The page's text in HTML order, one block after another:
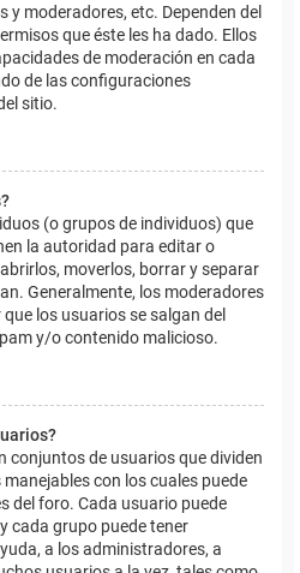
y moderadores, etc. Dependen del
que éste les ha dado. Ellos
de moderación en cada
de las configuraciones
sitio.
(o grupos de individuos) que
la autoridad para editar o
moverlos, borrar y separar
Generalmente, los moderadores
los usuarios se salgan del
y/o contenido malicioso.
conjuntos de usuarios que dividen
con los cuales puede
del foro. Cada usuario puede
cada grupo puede tener
a los administradores, a